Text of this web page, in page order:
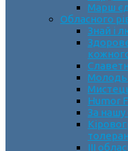
Марш
Обласного
Знай і
Молодь
Humor
За
ІII